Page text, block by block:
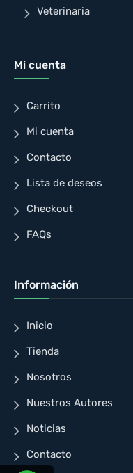
Veterinaria
Mi cuenta
Carrito
Mi cuenta
Contacto
Lista de deseos
Checkout
FAQs
Información
Inicio
Tienda
Nosotros
Nuestros Autores
Noticias
Contacto